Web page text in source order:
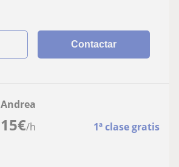
Contactar
15€/h 1ª clase gratis
Andrea